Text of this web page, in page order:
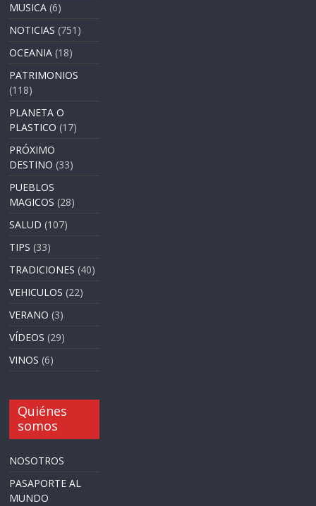
MUSICA (6)
NOTICIAS (751)
OCEANIA (18)
PATRIMONIOS
(118)
PLANETA O
PLASTICO (17)
PRÓXIMO
DESTINO (33)
PUEBLOS
MAGICOS (28)
SALUD (107)
TIPS (33)
TRADICIONES (40)
VEHICULOS (22)
VERANO (3)
VÍDEOS (29)
VINOS (6)
Quiénes
somos
NOSOTROS
PASAPORTE AL
MUNDO